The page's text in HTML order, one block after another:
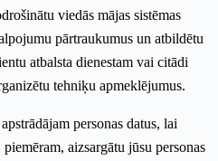
viedās mājas sistēmas
pārtraukumus un atbildētu
atbalsta dienestam vai citādi
tehniķu apmeklējumus.
personas datus, lai
aizsargātu jūsu personas